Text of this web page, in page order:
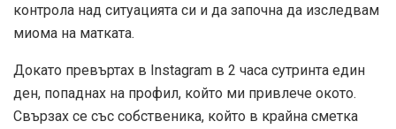
контрола над ситуацията си и да започна да изследвам
миома на матката.
Докато превъртах в Instagram в 2 часа сутринта един
ден, попаднах на профил, който ми привлече окото.
Свързах се със собственика, който в крайна сметка